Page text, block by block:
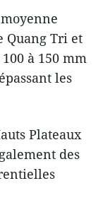
Quang Tri et
à 150 mm
les
Plateaux
des